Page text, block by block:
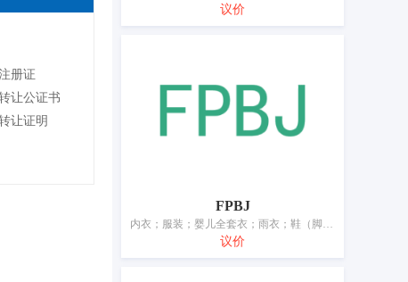
册证
让公证书
让证明
议价
FPBJ
内衣；服装；婴儿全套衣；雨衣；鞋（脚上的穿着物）；帽；袜；手套（服装）；围巾；腰带
议价